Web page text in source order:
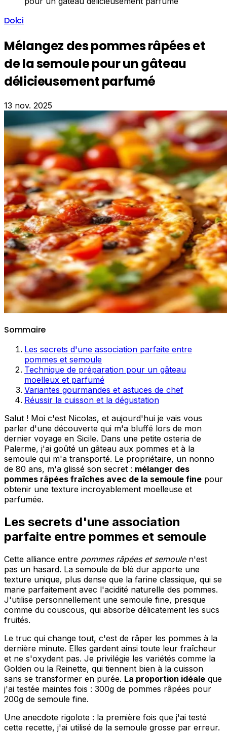
Dolci
Mélangez des pommes râpées et
de la semoule pour un gâteau
délicieusement parfumé
13 nov. 2025
Sommaire
Les secrets d'une association parfaite entre
pommes et semoule
Technique de préparation pour un gâteau
moelleux et parfumé
Variantes gourmandes et astuces de chef
Réussir la cuisson et la dégustation
Salut ! Moi c'est Nicolas, et aujourd'hui je vais vous
parler d'une découverte qui m'a bluffé lors de mon
dernier voyage en Sicile. Dans une petite osteria de
Palerme, j'ai goûté un gâteau aux pommes et à la
semoule qui m'a transporté. Le propriétaire, un nonno
de 80 ans, m'a glissé son secret : mélanger des
pommes râpées fraîches avec de la semoule fine pour
obtenir une texture incroyablement moelleuse et
parfumée.
Les secrets d'une association
parfaite entre pommes et semoule
Cette alliance entre pommes râpées et semoulen'est
pas un hasard. La semoule de blé dur apporte une
texture unique, plus dense que la farine classique, qui se
marie parfaitement avec l'acidité naturelle des pommes.
J'utilise personnellement une semoule fine, presque
comme du couscous, qui absorbe délicatement les sucs
fruités.
Le truc qui change tout, c'est de râper les pommes à la
dernière minute. Elles gardent ainsi toute leur fraîcheur
et ne s'oxydent pas. Je privilégie les variétés comme la
Golden ou la Reinette, qui tiennent bien à la cuisson
sans se transformer en purée. La proportion idéale que
j'ai testée maintes fois : 300g de pommes râpées pour
200g de semoule fine.
Une anecdote rigolote : la première fois que j'ai testé
cette recette, j'ai utilisé de la semoule grosse par erreur.